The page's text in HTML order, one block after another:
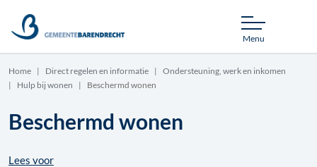
Menu
Home Direct regelen en informatie
Ondersteuning, werk en inkomen
Hulp bij wonen
Beschermd wonen
Beschermd wonen
Lees voor